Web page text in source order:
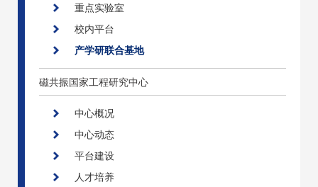
重点实验室
校内平台
产学研联合基地
磁共振国家工程研究中心
中心概况
中心动态
平台建设
人才培养